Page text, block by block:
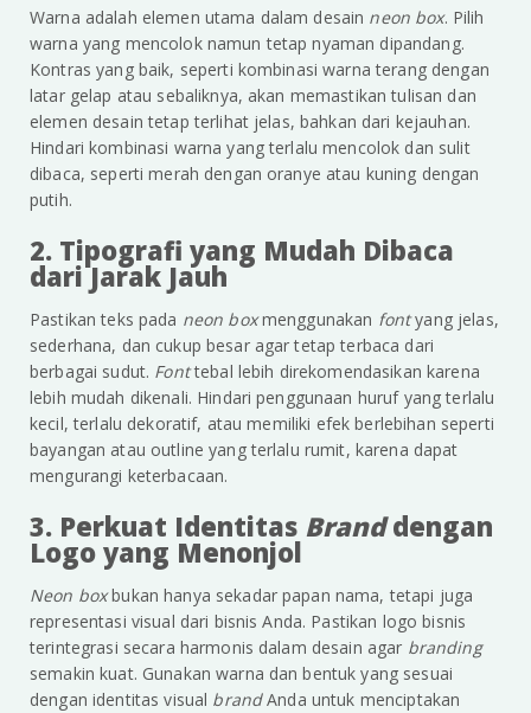
Warna adalah elemen utama dalam desain neon box. Pilih
warna yang mencolok namun tetap nyaman dipandang.
Kontras yang baik, seperti kombinasi warna terang dengan
latar gelap atau sebaliknya, akan memastikan tulisan dan
elemen desain tetap terlihat jelas, bahkan dari kejauhan.
Hindari kombinasi warna yang terlalu mencolok dan sulit
dibaca, seperti merah dengan oranye atau kuning dengan
putih.
2. Tipografi yang Mudah Dibaca
dari Jarak Jauh
Pastikan teks pada neon boxmenggunakan fontyang jelas,
sederhana, dan cukup besar agar tetap terbaca dari
berbagai sudut. Fonttebal lebih direkomendasikan karena
lebih mudah dikenali. Hindari penggunaan huruf yang terlalu
kecil, terlalu dekoratif, atau memiliki efek berlebihan seperti
bayangan atau outline yang terlalu rumit, karena dapat
mengurangi keterbacaan.
3. Perkuat Identitas Branddengan
Logo yang Menonjol
Neon boxbukan hanya sekadar papan nama, tetapi juga
representasi visual dari bisnis Anda. Pastikan logo bisnis
terintegrasi secara harmonis dalam desain agar branding
semakin kuat. Gunakan warna dan bentuk yang sesuai
dengan identitas visual brandAnda untuk menciptakan